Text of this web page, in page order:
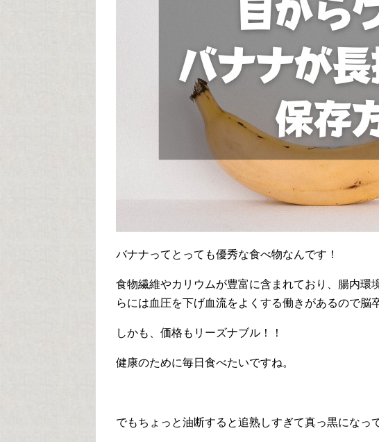
バナナってとっても優秀な食べ物なんです！
食物繊維やカリウムが豊富に含まれており、腸内環
らには血圧を下げ血流をよくする働きがあるので脳
しかも、価格もリーズナブル！！
健康のために毎日食べたいですね。
でもちょっと油断すると追熟しすぎて真っ黒になっ